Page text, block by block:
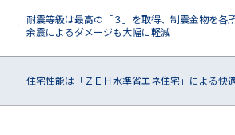
5
耐震等級は最高の「３」を取得、制震金物を各
余震によるダメージも大幅に軽減
6 住宅性能は「ＺＥＨ水準省エネ住宅」による快
常設モデルハウス